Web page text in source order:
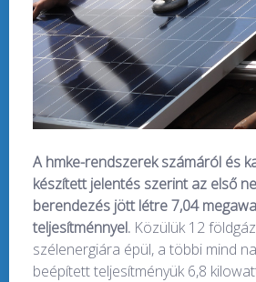
A hmke-rendszerek számáról és
készített jelentés szerint az első
berendezés jött létre 7,04
teljesítménnyel. Közülük 12
szélenergiára épül, a többi mind
beépített teljesítményük 6,8